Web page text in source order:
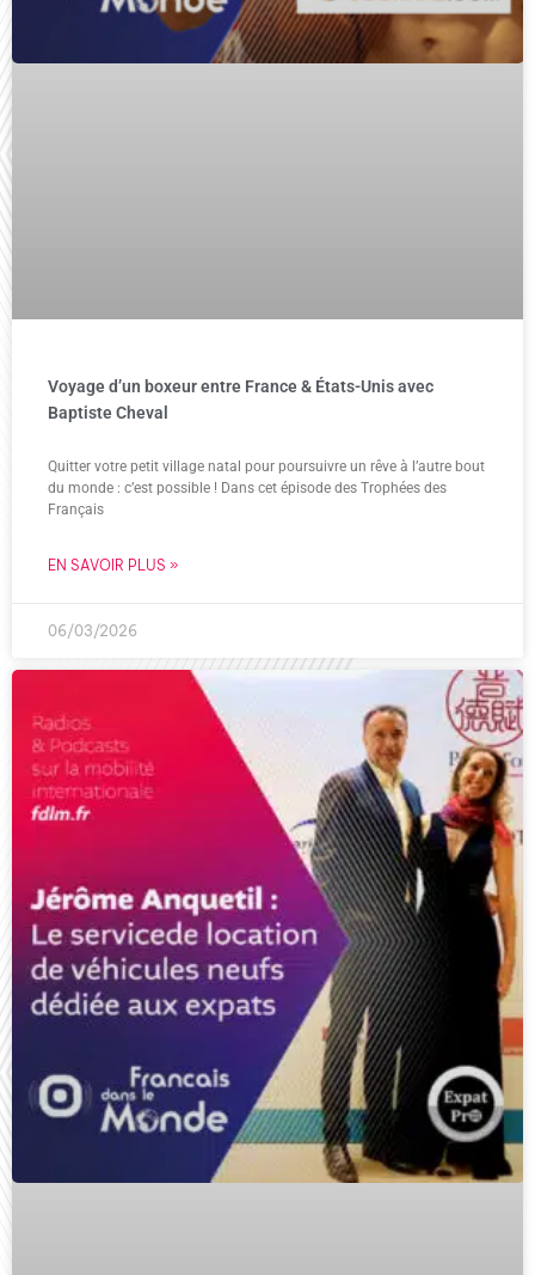
Voyage d’un boxeur entre France & États-Unis avec
Baptiste Cheval
Quitter votre petit village natal pour poursuivre un rêve à l’autre bout
du monde : c’est possible ! Dans cet épisode des Trophées des
Français
EN SAVOIR PLUS »
06/03/2026